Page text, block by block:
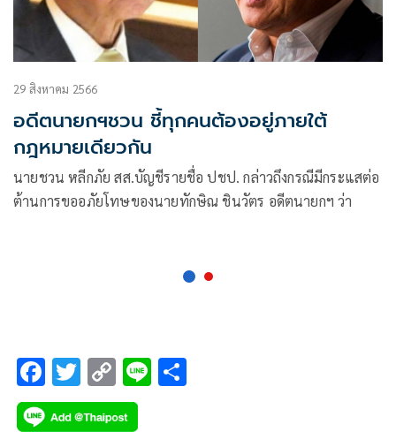
29 สิงหาคม 2566
อดีตนายกฯชวน ชี้ทุกคนต้องอยู่ภายใต้
กฎหมายเดียวกัน
นายชวน หลีกภัย สส.บัญชีรายชื่อ ปชป. กล่าวถึงกรณีมีกระแสต่อ
ต้านการขออภัยโทษของนายทักษิณ ชินวัตร อดีตนายกฯ ว่า
F
ac
e
T
wi
tt
C
o
p
Li